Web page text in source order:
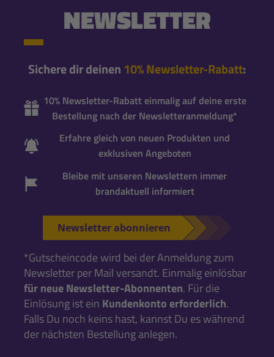
NEWSLETTER
Sichere dir deinen 10% Newsletter-Rabatt:
10% Newsletter-Rabatt einmalig auf deine erste
Bestellung nach der Newsletteranmeldung*
Erfahre gleich von neuen Produkten und
exklusiven Angeboten
Bleibe mit unseren Newslettern immer
brandaktuell informiert
Newsletter abonnieren
*Gutscheincode wird bei der Anmeldung zum
Newsletter per Mail versandt. Einmalig einlösbar
für neue Newsletter-Abonnenten. Für die
Einlösung ist ein Kundenkonto erforderlich.
Falls Du noch keins hast, kannst Du es während
der nächsten Bestellung anlegen.